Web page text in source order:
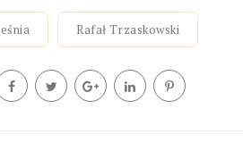
Rafał Trzaskowski